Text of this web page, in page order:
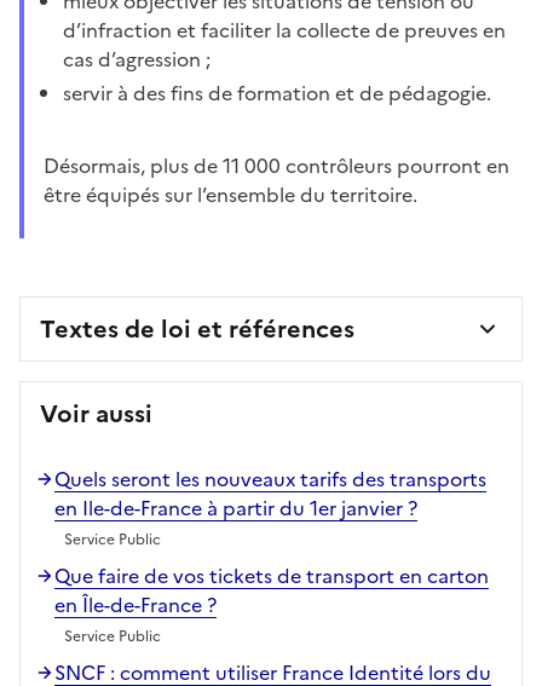
d’infraction et faciliter la collecte de preuves en
cas d’agression ;
servir à des fins de formation et de pédagogie.
Désormais, plus de 11 000 contrôleurs pourront en
être équipés sur l’ensemble du territoire.
Textes de loi et références
Voir aussi
Quels seront les nouveaux tarifs des transports
en Ile-de-France à partir du 1er janvier ?
Service Public
Que faire de vos tickets de transport en carton
en Île-de-France ?
Service Public
SNCF : comment utiliser France Identité lors du